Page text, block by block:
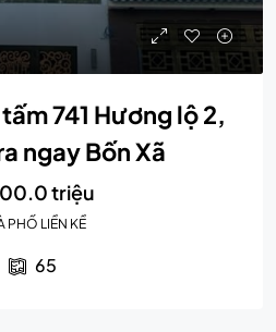
741 Hương lộ 2,
ngay Bốn Xã
triệu
PHỐ LIỀN KỀ
65